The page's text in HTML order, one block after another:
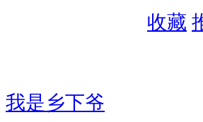
收藏
我是乡下爷